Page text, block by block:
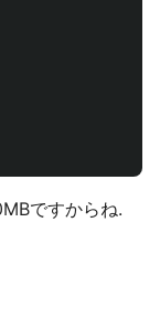
ですからね.